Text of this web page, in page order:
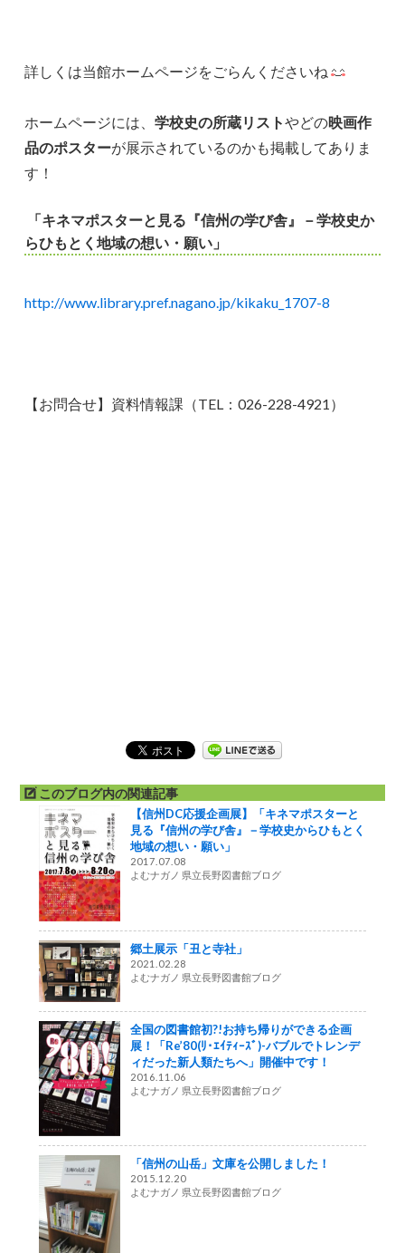
詳しくは当館ホームページをごらんくださいね
ホームページには、学校史の所蔵リストやどの映画作
品のポスターが展示されているのかも掲載してありま
す！
「キネマポスターと見る『信州の学び舎』－学校史か
らひもとく地域の想い・願い」
http://www.library.pref.nagano.jp/kikaku_1707-8
【お問合せ】資料情報課（TEL：026-228-4921）
このブログ内の関連記事
【信州DC応援企画展】「キネマポスターと
見る『信州の学び舎』－学校史からひもとく
地域の想い・願い」
2017.07.08
よむナガノ 県立長野図書館ブログ
郷土展示「丑と寺社」
2021.02.28
よむナガノ 県立長野図書館ブログ
全国の図書館初?!お持ち帰りができる企画
展！「Re’80(ﾘ･ｴｲﾃｨｰｽﾞ)-バブルでトレンデ
ィだった新人類たちへ」開催中です！
2016.11.06
よむナガノ 県立長野図書館ブログ
「信州の山岳」文庫を公開しました！
2015.12.20
よむナガノ 県立長野図書館ブログ